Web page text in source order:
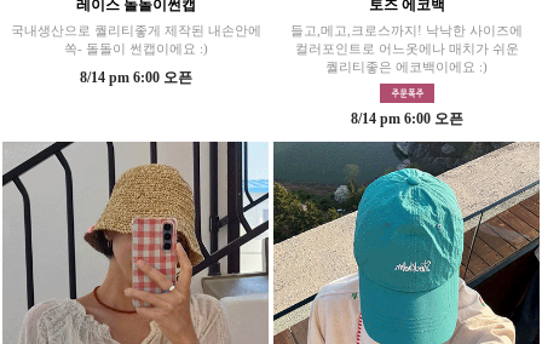
레이스 돌돌이썬캡
국내생산으로 퀄리티좋게 제작된 내손안에
쏙- 돌돌이 썬캡이에요 :)
8/14 pm 6:00 오픈
토즈 에코백
들고,메고,크로스까지! 낙낙한 사이즈에
컬러포인트로 어느옷에나 매치가 쉬운
퀄리티좋은 에코백이에요 :)
8/14 pm 6:00 오픈